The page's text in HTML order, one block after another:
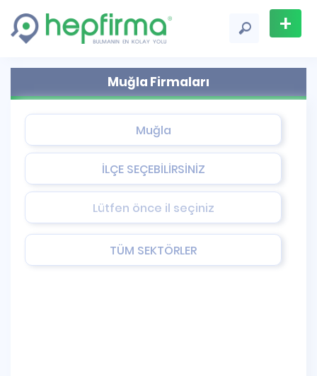
+
Muğla Firmaları